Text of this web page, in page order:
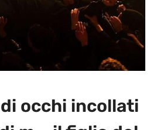
occhi incollati